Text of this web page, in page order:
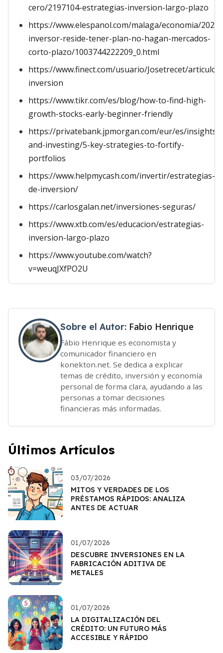
cero/2197104-estrategias-inversion-largo-plazo
https://www.elespanol.com/malaga/economia/
inversor-reside-tener-plan-no-hagan-mercados-
corto-plazo/1003744222209_0.html
https://www.finect.com/usuario/Josetrecet/
inversion
https://www.tikr.com/es/blog/how-to-find-high-
growth-stocks-early-beginner-friendly
https://privatebank.jpmorgan.com/eur/es/insights/
and-investing/5-key-strategies-to-fortify-
portfolios
https://www.helpmycash.com/invertir/estrategias-
de-inversion/
https://carlosgalan.net/inversiones-seguras/
https://www.xtb.com/es/educacion/estrategias-
inversion-largo-plazo
https://www.youtube.com/watch?
v=weuqJXfPO2U
Sobre el Autor: Fabio Henrique
Fábio Henrique es economista y
comunicador financiero en
konekton.net. Se dedica a explicar
temas de crédito, inversión y economía
personal de forma clara, ayudando a las
personas a tomar decisiones
financieras más informadas.
Últimos Artículos
03/07/2026
MITOS Y VERDADES DE LOS
PRÉSTAMOS RÁPIDOS: ANALIZA
ANTES DE ACTUAR
01/07/2026
DESCUBRE INVERSIONES EN LA
FABRICACIÓN ADITIVA DE
METALES
01/07/2026
LA DIGITALIZACIÓN DEL
CRÉDITO: UN FUTURO MÁS
ACCESIBLE Y RÁPIDO